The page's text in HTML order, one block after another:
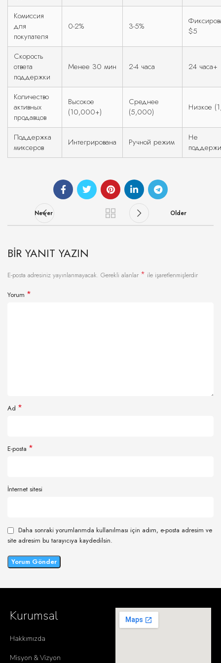
Комиссия
для
покупателя
0-2% 3-5%
$5
Скорость
ответа
поддержки
Менее 30 мин 2-4 часа 24 часа+
Количество
активных
продавцов
Высокое
(10,000+)
Среднее
(5,000)
Низкое
Поддержка
миксеров
Интегрирована Ручной режим
Не
Newer Older
BIR YANIT YAZIN
E-posta adresiniz yayınlanmayacak. Gerekli alanlar * ile işaretlenmişlerdir
Yorum *
Ad *
E-posta *
İnternet sitesi
Daha sonraki yorumlarımda kullanılması için adım, e-posta adresim ve
site adresim bu tarayıcıya kaydedilsin.
Kurumsal
Hakkımızda
Misyon & Vizyon